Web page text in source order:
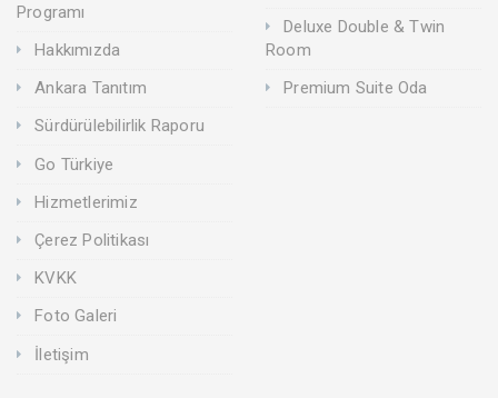
Programı
Hakkımızda
Ankara Tanıtım
Sürdürülebilirlik Raporu
Go Türkiye
Hizmetlerimiz
Çerez Politikası
KVKK
Foto Galeri
İletişim
Deluxe Double & Twin
Room
Premium Suite Oda